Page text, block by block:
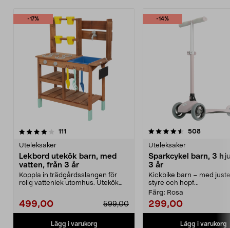
-17%
111
Uteleksaker
Lekbord utekök barn, med
vatten, från 3 år
Koppla in trädgårdsslangen för
rolig vattenlek utomhus. Utekök
499,00 599,00
Lägg i varukorg
-14%
4.5 av 5 stjärnor 508
Uteleksaker
Sparkcykel barn, 3
3 år
Kickbike barn – med
styre och hopf...
Färg: Rosa
299,00
Lägg i varukorg
4.5 av 5 stjärnor